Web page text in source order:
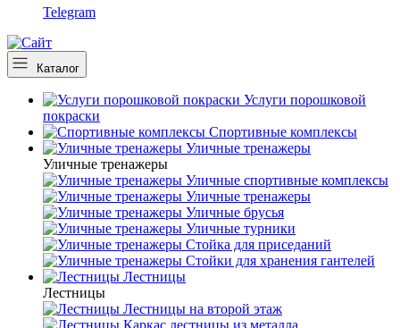
Telegram
Каталог
Услуги порошковой
покраски
Спортивные комплексы
Уличные тренажеры
Уличные тренажеры
Уличные спортивные комплексы
Уличные тренажеры
Уличные брусья
Уличные турники
Cтойка для приседаний
Стойки для хранения гантелей
Лестницы
Лестницы
Лестницы на второй этаж
Каркас лестницы из металла